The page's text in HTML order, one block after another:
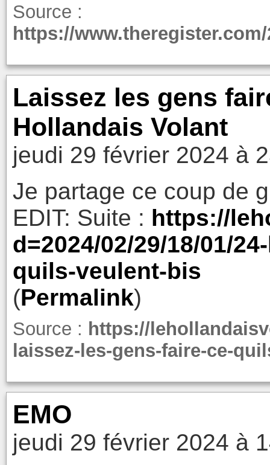
Source :
https://
Laissez les gens
Hollandais Volant
jeudi 29 février 2024 à
Je partage ce coup de
EDIT: Suite : https://
d=2024/02/29/18/01/
quils-veulent-bis
(Permalink)
Source : https://
laissez-les-gens-faire-ce-
EMO
jeudi 29 février 2024 à